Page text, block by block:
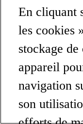
En cliquant
les cookies
stockage
appareil
navigation
son